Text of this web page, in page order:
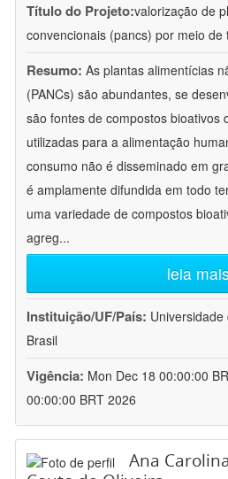
Título do Projeto:valorização de
convencionais (pancs) por meio
Resumo: As plantas alimentícias
(PANCs) são abundantes, se
são fontes de compostos bioativos
utilizadas para a alimentação
consumo não é disseminado em
é amplamente difundida em todo
uma variedade de compostos
agreg...
leia mais
Instituição/UF/País:
Brasil
Vigência: Mon Dec 18 00:00:00
00:00:00 BRT 2026
Ana